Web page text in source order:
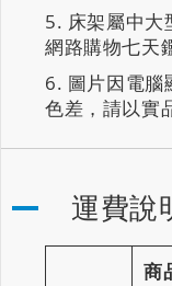
床架屬中大
網路購物七天
圖片因電腦
色差，請以實
運費說
商